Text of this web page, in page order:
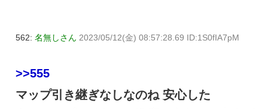
562: 名無しさん 2023/05/12(金) 08:57:28.69 ID:1S0fIA7pM
>>555
マップ引き継ぎなしなのね 安心した